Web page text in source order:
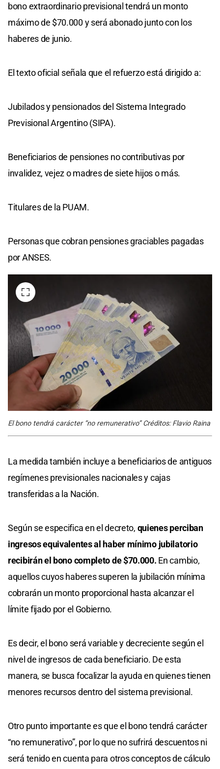
bono extraordinario previsional tendrá un monto
máximo de $70.000 y será abonado junto con los
haberes de junio.
El texto oficial señala que el refuerzo está dirigido a:
Jubilados y pensionados del Sistema Integrado
Previsional Argentino (SIPA).
Beneficiarios de pensiones no contributivas por
invalidez, vejez o madres de siete hijos o más.
Titulares de la PUAM.
Personas que cobran pensiones graciables pagadas
por ANSES.
El bono tendrá carácter “no remunerativo” Créditos: Flavio Raina
La medida también incluye a beneficiarios de antiguos
regímenes previsionales nacionales y cajas
transferidas a la Nación.
Según se especifica en el decreto, quienes perciban
ingresos equivalentes al haber mínimo jubilatorio
recibirán el bono completo de $70.000. En cambio,
aquellos cuyos haberes superen la jubilación mínima
cobrarán un monto proporcional hasta alcanzar el
límite fijado por el Gobierno.
Es decir, el bono será variable y decreciente según el
nivel de ingresos de cada beneficiario. De esta
manera, se busca focalizar la ayuda en quienes tienen
menores recursos dentro del sistema previsional.
Otro punto importante es que el bono tendrá carácter
“no remunerativo”, por lo que no sufrirá descuentos ni
será tenido en cuenta para otros conceptos de cálculo